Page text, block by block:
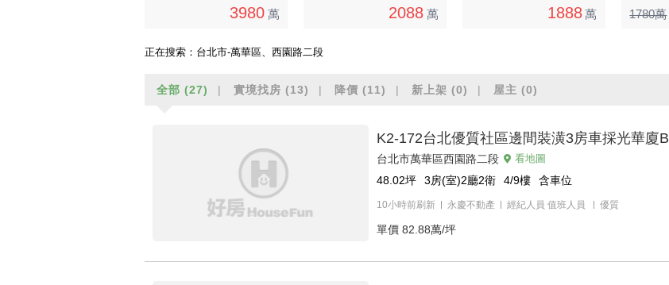
3980 萬 2088 萬 1888 萬 1780萬
正在搜索： 台北市-萬華區、西園路二段
全部 (27) 實境找房 (13) 降價 (11) 新上架 (0) 屋主 (0)
K2-172台北優質社區邊間裝潢3房車採光華廈B
台北市萬華區西園路二段 看地圖
48.02坪 3房(室)2廳2衛 4/9樓 含車位
10小時前刷新 永慶不動產 經紀人員 值班人員 優質
單價 82.88萬/坪